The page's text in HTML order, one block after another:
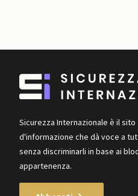
Sicurezza Internazionale è il sito
d'informazione che dà voce a
senza discriminarli in base ai
appartenenza.